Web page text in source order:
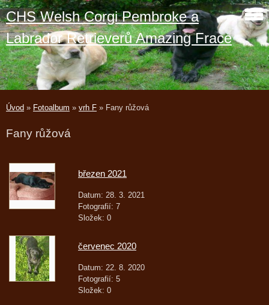
CHS Welsh Corgi Pembroke a
Labrador Retrieverů Amazing Frace
Úvod » Fotoalbum » vrh F » Fany růžová
Fany růžová
březen 2021
Datum: 28. 3. 2021
Fotografií: 7
Složek: 0
červenec 2020
Datum: 22. 8. 2020
Fotografií: 5
Složek: 0